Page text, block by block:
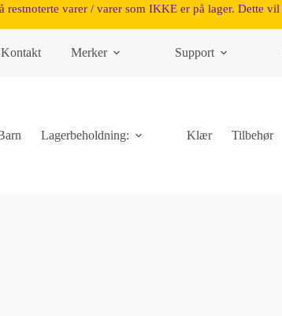
varer / varer som IKKE er på lager. Dette
Kontakt Merker Support
Lagerbeholdning: Klær Tilbehør